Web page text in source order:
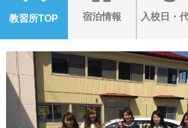
教習所TOP 宿泊情報 入校日・